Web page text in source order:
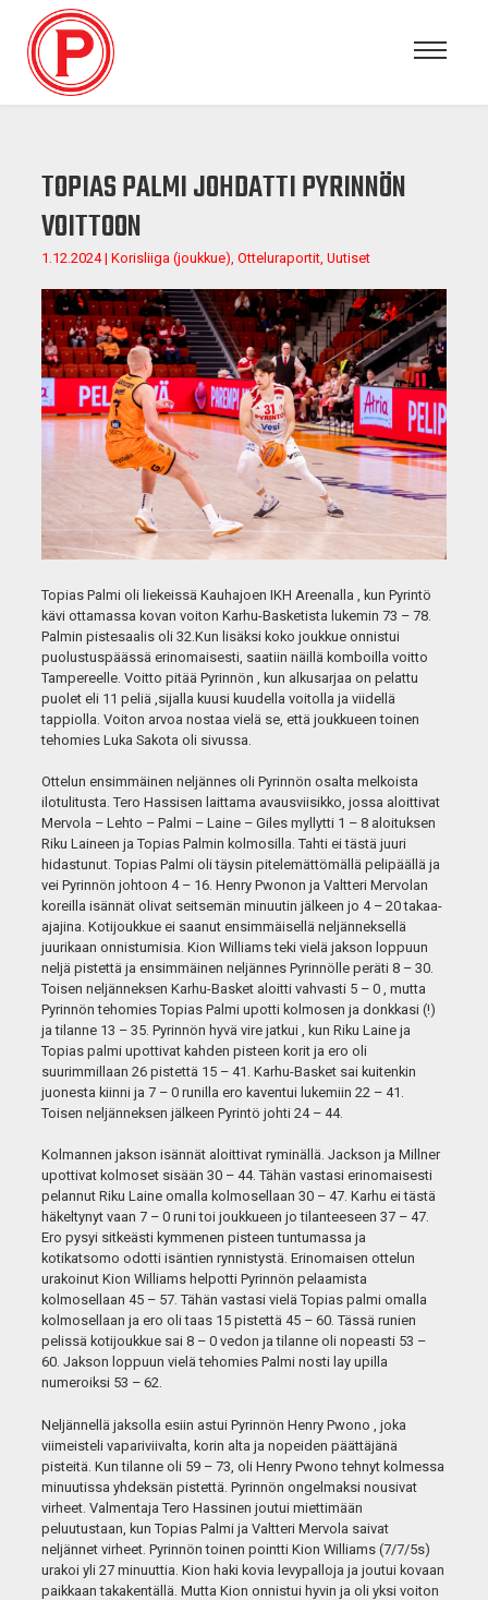
TOPIAS PALMI JOHDATTI PYRINNÖN
VOITTOON
1.12.2024 | Korisliiga (joukkue), Otteluraportit, Uutiset
Topias Palmi oli liekeissä Kauhajoen IKH Areenalla , kun Pyrintö
kävi ottamassa kovan voiton Karhu-Basketista lukemin 73 – 78.
Palmin pistesaalis oli 32.Kun lisäksi koko joukkue onnistui
puolustuspäässä erinomaisesti, saatiin näillä komboilla voitto
Tampereelle. Voitto pitää Pyrinnön , kun alkusarjaa on pelattu
puolet eli 11 peliä ,sijalla kuusi kuudella voitolla ja viidellä
tappiolla. Voiton arvoa nostaa vielä se, että joukkueen toinen
tehomies Luka Sakota oli sivussa.
Ottelun ensimmäinen neljännes oli Pyrinnön osalta melkoista
ilotulitusta. Tero Hassisen laittama avausviisikko, jossa aloittivat
Mervola – Lehto – Palmi – Laine – Giles myllytti 1 – 8 aloituksen
Riku Laineen ja Topias Palmin kolmosilla. Tahti ei tästä juuri
hidastunut. Topias Palmi oli täysin pitelemättömällä pelipäällä ja
vei Pyrinnön johtoon 4 – 16. Henry Pwonon ja Valtteri Mervolan
koreilla isännät olivat seitsemän minuutin jälkeen jo 4 – 20 takaa-
ajajina. Kotijoukkue ei saanut ensimmäisellä neljänneksellä
juurikaan onnistumisia. Kion Williams teki vielä jakson loppuun
neljä pistettä ja ensimmäinen neljännes Pyrinnölle peräti 8 – 30.
Toisen neljänneksen Karhu-Basket aloitti vahvasti 5 – 0 , mutta
Pyrinnön tehomies Topias Palmi upotti kolmosen ja donkkasi (!)
ja tilanne 13 – 35. Pyrinnön hyvä vire jatkui , kun Riku Laine ja
Topias palmi upottivat kahden pisteen korit ja ero oli
suurimmillaan 26 pistettä 15 – 41. Karhu-Basket sai kuitenkin
juonesta kiinni ja 7 – 0 runilla ero kaventui lukemiin 22 – 41.
Toisen neljänneksen jälkeen Pyrintö johti 24 – 44.
Kolmannen jakson isännät aloittivat ryminällä. Jackson ja Millner
upottivat kolmoset sisään 30 – 44. Tähän vastasi erinomaisesti
pelannut Riku Laine omalla kolmosellaan 30 – 47. Karhu ei tästä
häkeltynyt vaan 7 – 0 runi toi joukkueen jo tilanteeseen 37 – 47.
Ero pysyi sitkeästi kymmenen pisteen tuntumassa ja
kotikatsomo odotti isäntien rynnistystä. Erinomaisen ottelun
urakoinut Kion Williams helpotti Pyrinnön pelaamista
kolmosellaan 45 – 57. Tähän vastasi vielä Topias palmi omalla
kolmosellaan ja ero oli taas 15 pistettä 45 – 60. Tässä runien
pelissä kotijoukkue sai 8 – 0 vedon ja tilanne oli nopeasti 53 –
60. Jakson loppuun vielä tehomies Palmi nosti lay upilla
numeroiksi 53 – 62.
Neljännellä jaksolla esiin astui Pyrinnön Henry Pwono , joka
viimeisteli vapariviivalta, korin alta ja nopeiden päättäjänä
pisteitä. Kun tilanne oli 59 – 73, oli Henry Pwono tehnyt kolmessa
minuutissa yhdeksän pistettä. Pyrinnön ongelmaksi nousivat
virheet. Valmentaja Tero Hassinen joutui miettimään
peluutustaan, kun Topias Palmi ja Valtteri Mervola saivat
neljännet virheet. Pyrinnön toinen pointti Kion Williams (7/7/5s)
urakoi yli 27 minuuttia. Kion haki kovia levypalloja ja joutui kovaan
paikkaan takakentällä. Mutta Kion onnistui hyvin ja oli yksi voiton